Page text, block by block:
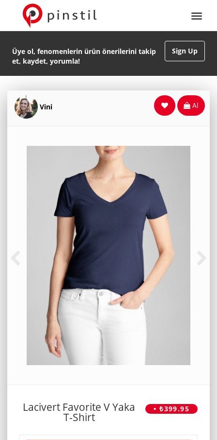
Sign Up
Üye ol, fenomenlerin ürün önerilerini takip
et, kaydet, yorumla!
Vini Al
• ₺399.95
Lacivert Favorite V Yaka
T-Shirt